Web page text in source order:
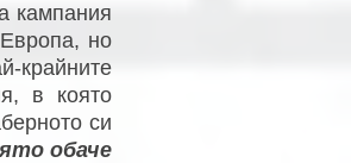
кампания
но
крайните
в която
си
обаче